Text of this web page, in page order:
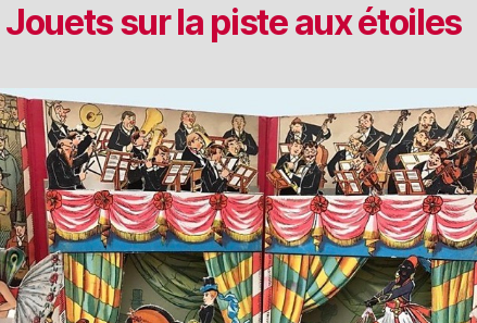
Jouets sur la piste aux étoiles